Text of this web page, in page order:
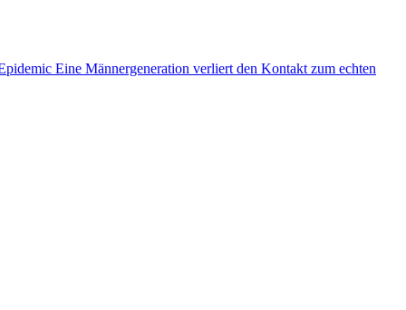
Eine Männergeneration verliert den Kontakt zum echten